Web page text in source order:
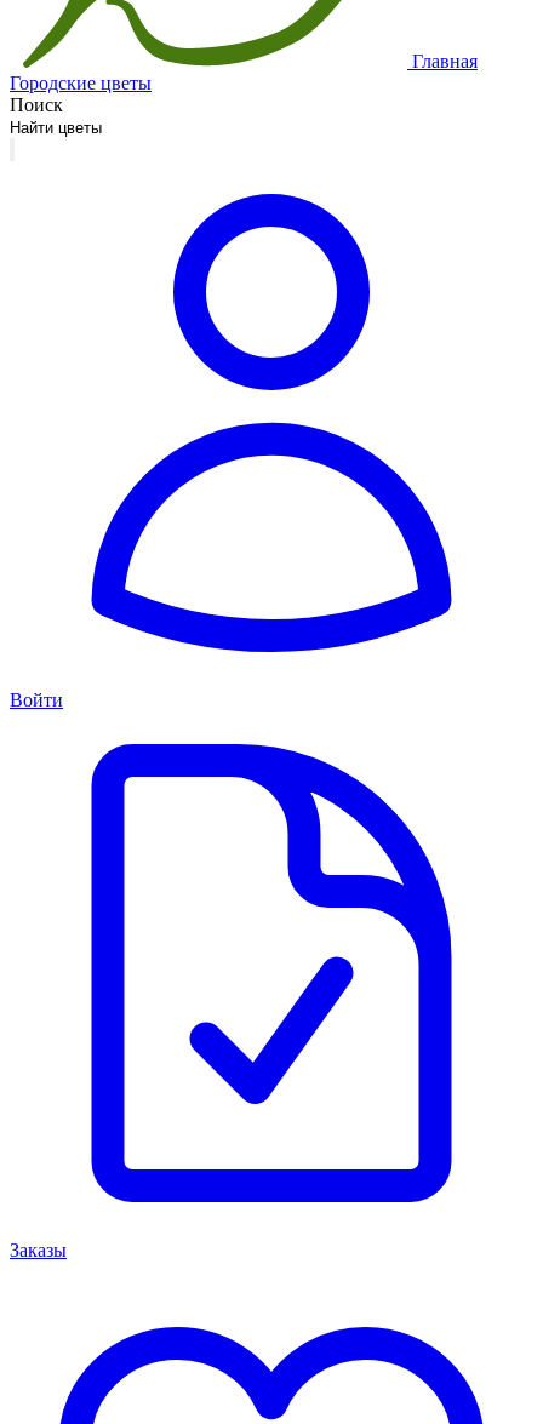
Главная
Городские цветы
Поиск
Войти
Заказы